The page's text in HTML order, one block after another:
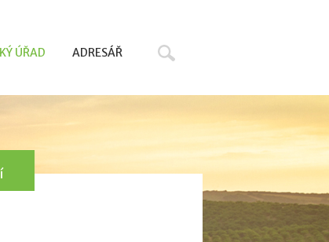
ÚŘAD ADRESÁŘ